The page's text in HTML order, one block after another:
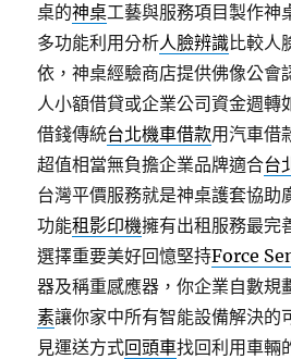
桌的神桌工藝與服務項目製作神
多功能利用分析人臉辨識比較人
依，神桌經驗商店​提供佛像公會
人小額借貸或企業公司資金週轉
借錢傳統台北機車借款用汽車借
超值相當無負擔企業品牌適合台
台灣平價服務就是神桌護套協助
功能租影印機擁有出租服務最完
選擇重要美好回憶堅持Force
器及稱重感應器，你企業自數規
素讓你家中所有智能設備解決的
見運送方式回頭車找回利用車輛